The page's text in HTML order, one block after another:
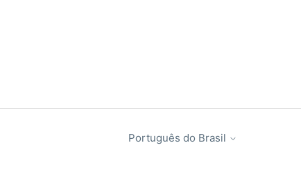
Português do Brasil